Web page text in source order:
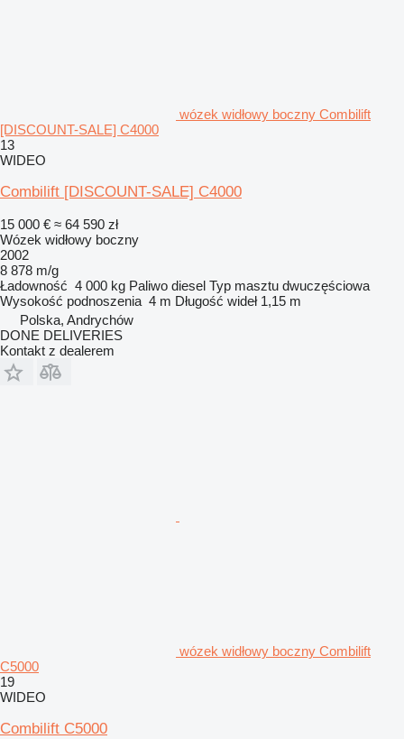
wózek widłowy boczny Combilift
[DISCOUNT-SALE] C4000
13
WIDEO
Combilift [DISCOUNT-SALE] C4000
15 000 € ≈ 64 590 zł
Wózek widłowy boczny
2002
8 878 m/g
Ładowność 4 000 kg Paliwo diesel Typ masztu dwuczęściowa
Wysokość podnoszenia 4 m Długość wideł 1,15 m
Polska, Andrychów
DONE DELIVERIES
Kontakt z dealerem
wózek widłowy boczny Combilift
C5000
19
WIDEO
Combilift C5000